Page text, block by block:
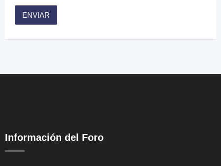
Información del Foro